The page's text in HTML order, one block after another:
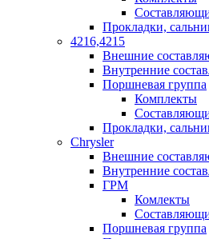
Прокладки,
4216,4215
Внешние
Внутренние
Поршневая группа
Комплекты
Прокладки,
Chrysler
Внешние
Внутренние
ГРМ
Комлекты
Поршневая группа